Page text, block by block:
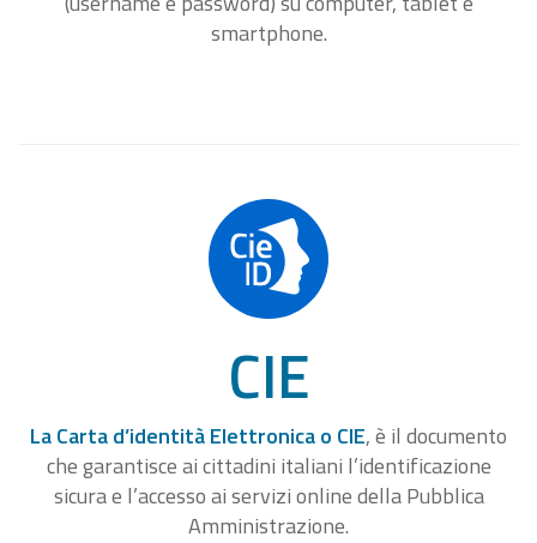
smartphone.
CIE
La Carta d’identità Elettronica o CIE, è il documento
che garantisce ai cittadini italiani l’identificazione
sicura e l’accesso ai servizi online della Pubblica
Amministrazione.